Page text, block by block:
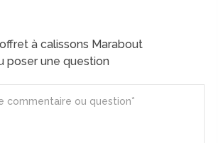
à calissons Marabout
poser une question